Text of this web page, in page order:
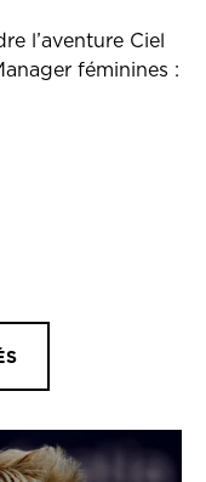
l’aventure Ciel
féminines :